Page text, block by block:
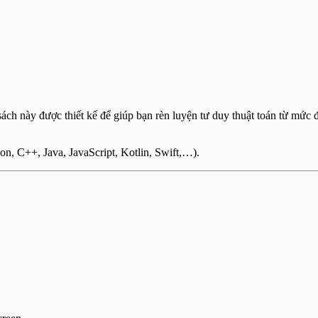
này được thiết kế để giúp bạn rèn luyện tư duy thuật toán từ mức
C++, Java, JavaScript, Kotlin, Swift,…).